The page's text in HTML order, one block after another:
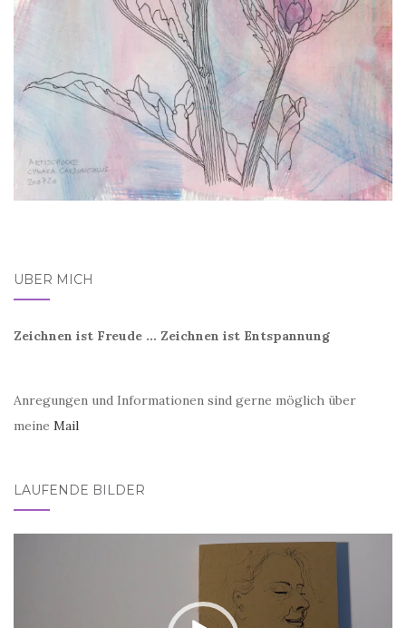
ÜBER MICH
Zeichnen ist Freude ... Zeichnen ist Entspannung
Anregungen und Informationen sind gerne möglich über
meine Mail
LAUFENDE BILDER